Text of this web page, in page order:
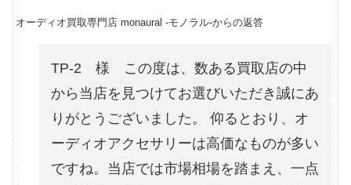
オーディオ買取専門店 monaural -モノラル-からの返答
TP-2 様 この度は、数ある買取店の中
から当店を見つけてお選びいただき誠にあ
りがとうございました。 仰るとおり、オ
ーディオアクセサリーは高価なものが多い
ですね。当店では市場相場を踏まえ、一点